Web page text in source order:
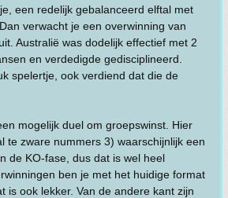
een redelijk gebalanceerd elftal met
verwacht je een overwinning van
Australië was dodelijk effectief met 2
en verdedigde gedisciplineerd.
spelertje, ook verdiend dat die de
mogelijk duel om groepswinst. Hier
te zware nummers 3) waarschijnlijk een
de KO-fase, dus dat is wel heel
ben je met het huidige format
is ook lekker. Van de andere kant zijn